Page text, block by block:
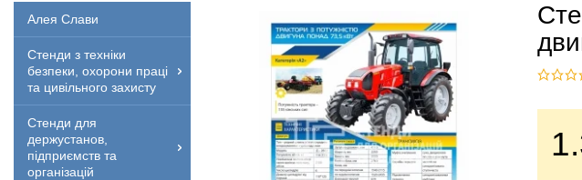
Алея Слави
Стенди з техніки
безпеки, охорони праці
та цивільного захисту
Стенди для
держустанов,
підприємств та
організацій